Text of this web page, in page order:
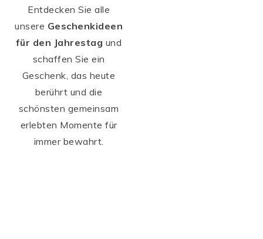
Entdecken Sie alle
unsere Geschenkideen
für den Jahrestag und
schaffen Sie ein
Geschenk, das heute
berührt und die
schönsten gemeinsam
erlebten Momente für
immer bewahrt.